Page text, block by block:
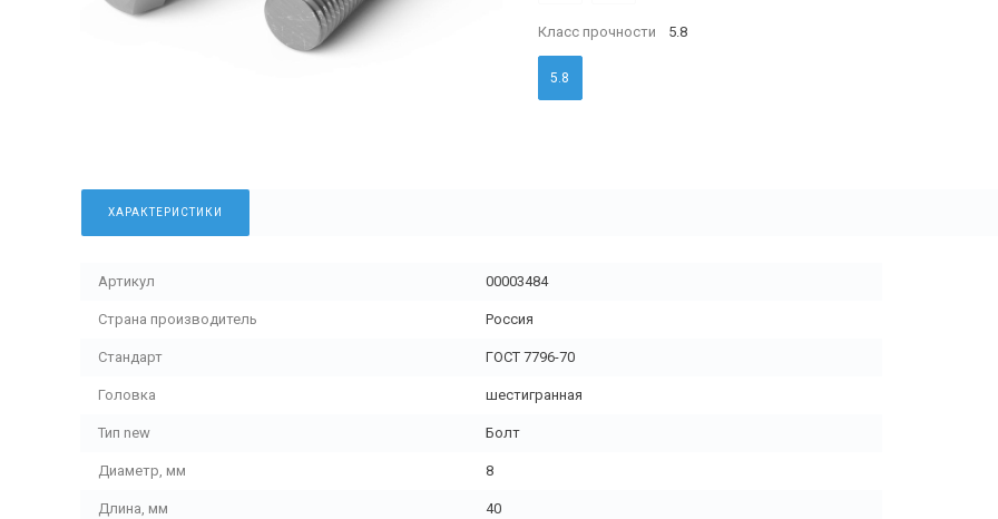
Класс прочности 5.8
5.8
ХАРАКТЕРИСТИКИ
Артикул 00003484
Страна производитель Россия
Стандарт ГОСТ 7796-70
Головка шестигранная
Тип new Болт
Диаметр, мм 8
Длина, мм 40